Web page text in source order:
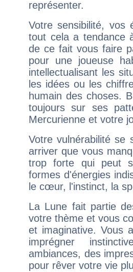
représenter.
Votre sensibilité,
tout cela a tendance
de ce fait vous faire
pour une joueuse
intellectualisant les
les idées ou les
humain des choses.
toujours sur ses
Mercurienne et votre
Votre vulnérabilité se
arriver que vous
trop forte qui peut
formes d'énergies
le cœur, l'instinct, la
La Lune fait partie
votre thème et vous
et imaginative. Vous
imprégner
ambiances, des
pour rêver votre vie